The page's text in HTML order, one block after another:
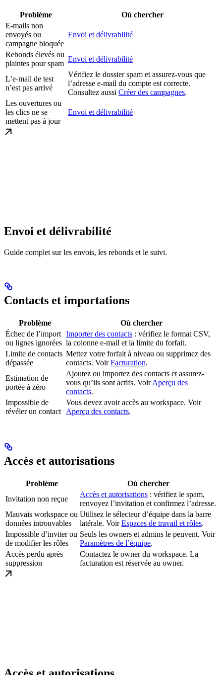
Problème
Où chercher
E-mails non
envoyés ou
campagne bloquée
Envoi et délivrabilité
Rebonds élevés ou
plaintes pour spam
Envoi et délivrabilité
L’e-mail de test
n’est pas arrivé
Vérifiez le dossier spam et assurez-vous que
l’adresse e-mail du compte est correcte.
Consultez aussi Créer des campagnes.
Les ouvertures ou
les clics ne se
mettent pas à jour
Envoi et délivrabilité
Envoi et délivrabilité
Guide complet sur les envois, les rebonds et le suivi.
Contacts et importations
Problème
Où chercher
Échec de l’import
ou lignes ignorées
Importer des contacts : vérifiez le format CSV,
la colonne e-mail et la limite du forfait.
Limite de contacts
dépassée
Mettez votre forfait à niveau ou supprimez des
contacts. VoirFacturation.
Estimation de
portée à zéro
Ajoutez ou importez des contacts et assurez-
vous qu’ils sont actifs. VoirAperçu des
contacts.
Impossible de
révéler un contact
Vous devez avoir accès au workspace. Voir
Aperçu des contacts.
Accès et autorisations
Problème
Où chercher
Invitation non reçue
Accès et autorisations : vérifiez le spam,
renvoyez l’invitation et confirmez l’adresse.
Mauvais workspace ou
données introuvables
Utilisez le sélecteur d’équipe dans la barre
latérale. VoirEspaces de travail et rôles.
Impossible d’inviter ou
de modifier les rôles
Seuls les owners et admins le peuvent. Voir
Paramètres de l’équipe.
Accès perdu après
suppression
Contactez le owner du workspace. La
facturation est réservée au owner.